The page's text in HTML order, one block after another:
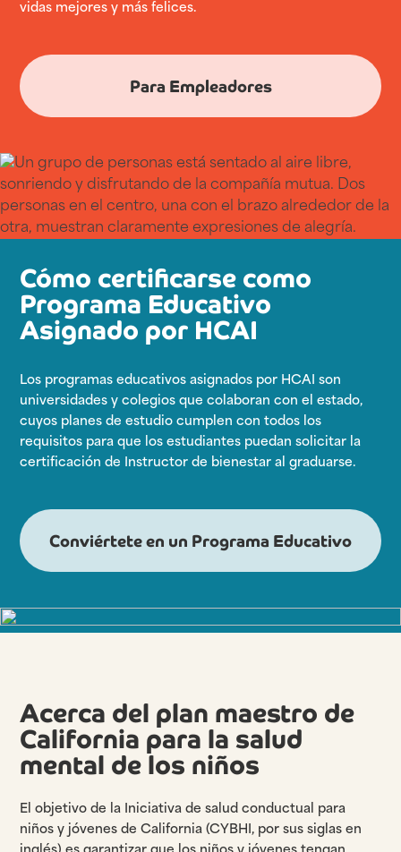
vidas mejores y más felices.
Para Empleadores
Cómo certificarse como
Programa Educativo
Asignado por HCAI
Los programas educativos asignados por HCAI son
universidades y colegios que colaboran con el estado,
cuyos planes de estudio cumplen con todos los
requisitos para que los estudiantes puedan solicitar la
certificación de Instructor de bienestar al graduarse.
Conviértete en un Programa Educativo
Acerca del plan maestro de
California para la salud
mental de los niños
El objetivo de la Iniciativa de salud conductual para
niños y jóvenes de California (CYBHI, por sus siglas en